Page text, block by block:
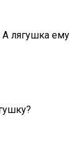
А лягушка ему